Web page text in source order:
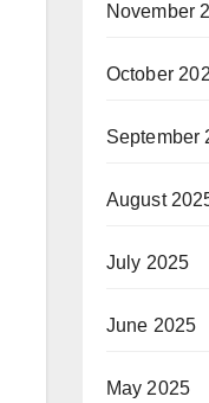
November
October
September
August
July 2025
June 2025
May 2025